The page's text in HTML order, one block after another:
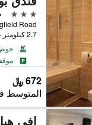
3 نجوم
2.7 كيلومتر عن وسط المدينة
672 ﷼
المتوسط